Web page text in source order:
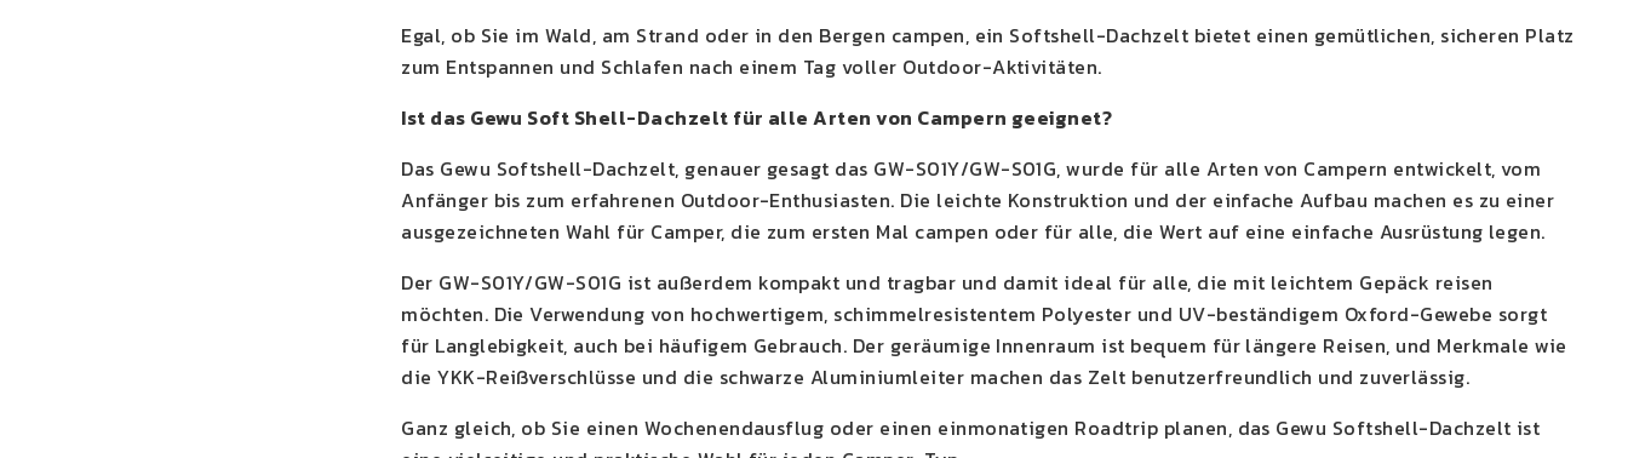
Egal, ob Sie im Wald, am Strand oder in den Bergen campen, ein Softshell-Dachzelt bietet einen gemütlichen, sicheren Platz
zum Entspannen und Schlafen nach einem Tag voller Outdoor-Aktivitäten.
Ist das Gewu Soft Shell-Dachzelt für alle Arten von Campern geeignet?
Das Gewu Softshell-Dachzelt, genauer gesagt das GW-S01Y/GW-S01G, wurde für alle Arten von Campern entwickelt, vom
Anfänger bis zum erfahrenen Outdoor-Enthusiasten. Die leichte Konstruktion und der einfache Aufbau machen es zu einer
ausgezeichneten Wahl für Camper, die zum ersten Mal campen oder für alle, die Wert auf eine einfache Ausrüstung legen.
Der GW-S01Y/GW-S01G ist außerdem kompakt und tragbar und damit ideal für alle, die mit leichtem Gepäck reisen
möchten. Die Verwendung von hochwertigem, schimmelresistentem Polyester und UV-beständigem Oxford-Gewebe sorgt
für Langlebigkeit, auch bei häufigem Gebrauch. Der geräumige Innenraum ist bequem für längere Reisen, und Merkmale wie
die YKK-Reißverschlüsse und die schwarze Aluminiumleiter machen das Zelt benutzerfreundlich und zuverlässig.
Ganz gleich, ob Sie einen Wochenendausflug oder einen einmonatigen Roadtrip planen, das Gewu Softshell-Dachzelt ist